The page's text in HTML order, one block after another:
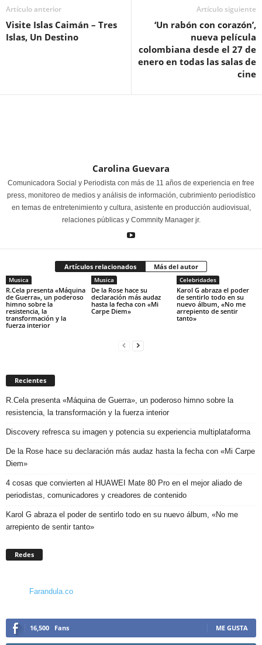
Artículo anterior
Visite Islas Caimán – Tres
Islas, Un Destino
Artículo siguiente
‘Un rabón con corazón’,
nueva película
colombiana desde el 27 de
enero en todas las salas de
cine
Carolina Guevara
Comunicadora Social y Periodista con más de 11 años de experiencia en free
press, monitoreo de medios y análisis de información, cubrimiento periodístico
en temas de entretenimiento y cultura, asistente en producción audiovisual,
relaciones públicas y Commnity Manager jr.
Artículos relacionados Más del autor
Musica
R.Cela presenta «Máquina
de Guerra», un poderoso
himno sobre la
resistencia, la
transformación y la
fuerza interior
Musica
De la Rose hace su
declaración más audaz
hasta la fecha con «Mi
Carpe Diem»
Celebridades
Karol G abraza el poder
de sentirlo todo en su
nuevo álbum, «No me
arrepiento de sentir
tanto»
Recientes
R.Cela presenta «Máquina de Guerra», un poderoso himno sobre la
resistencia, la transformación y la fuerza interior
Discovery refresca su imagen y potencia su experiencia multiplataforma
De la Rose hace su declaración más audaz hasta la fecha con «Mi Carpe
Diem»
4 cosas que convierten al HUAWEI Mate 80 Pro en el mejor aliado de
periodistas, comunicadores y creadores de contenido
Karol G abraza el poder de sentirlo todo en su nuevo álbum, «No me
arrepiento de sentir tanto»
Redes
Farandula.co
16,500 Fans ME GUSTA